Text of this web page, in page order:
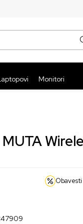
ISPORUKA
Monitori